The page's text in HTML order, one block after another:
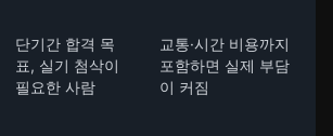
단기간 합격 목
표, 실기 첨삭이
필요한 사람
교통·시간 비용까지
포함하면 실제 부담
이 커짐